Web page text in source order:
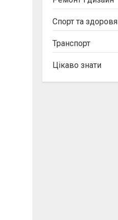
Спорт та здоровя
Транспорт
Цікаво знати